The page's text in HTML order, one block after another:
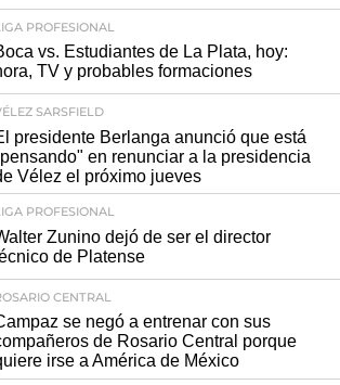
PROFESIONAL
vs. Estudiantes de La Plata, hoy:
TV y probables formaciones
SARSFIELD
presidente Berlanga anunció que está
en renunciar a la presidencia
Vélez el próximo jueves
PROFESIONAL
Zunino dejó de ser el director
de Platense
CENTRAL
se negó a entrenar con sus
de Rosario Central porque
irse a América de México